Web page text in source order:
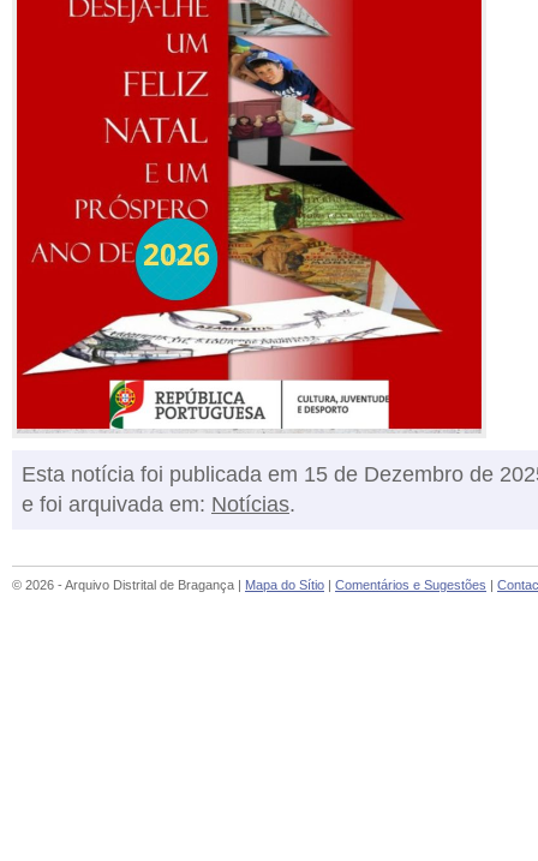
Esta notícia foi publicada em 15 de Dezembro de
e foi arquivada em: Notícias.
© 2026 - Arquivo Distrital de Bragança | Mapa do Sítio | Comentários e Sugestões |